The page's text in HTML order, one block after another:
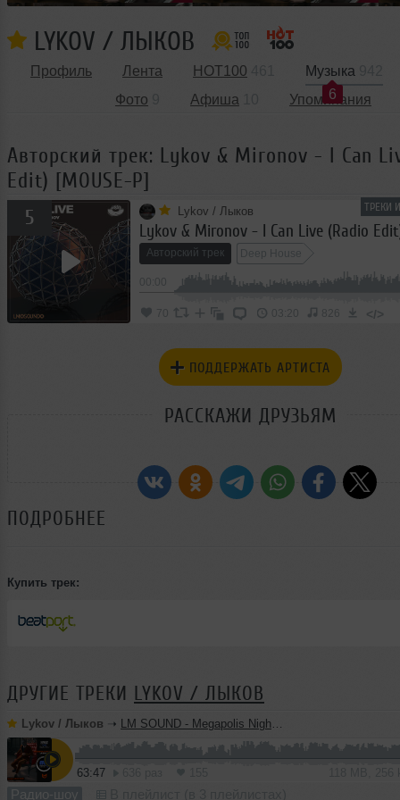
LYKOV / ЛЫКОВ
Профиль Лента HOT100
Музыка
6
Фото
Афиша Упоминания
Авторский трек: Lykov & Mironov - I Can
Edit) [MOUSE-P]
ТРЕКИ
5 Lykov / Лыков
Lykov & Mironov - I Can Live (Radio
Авторский трек Deep House
70 03:20 826 </>
ПОДДЕРЖАТЬ АРТИСТА
РАССКАЖИ ДРУЗЬЯМ
ПОДРОБНЕЕ
Купить трек:
ДРУГИЕ ТРЕКИ LYKOV / ЛЫКОВ
Lykov / Лыков ➝ LM SOUND - Megapolis Night 28.07.2026
63:47
Радио-шоу